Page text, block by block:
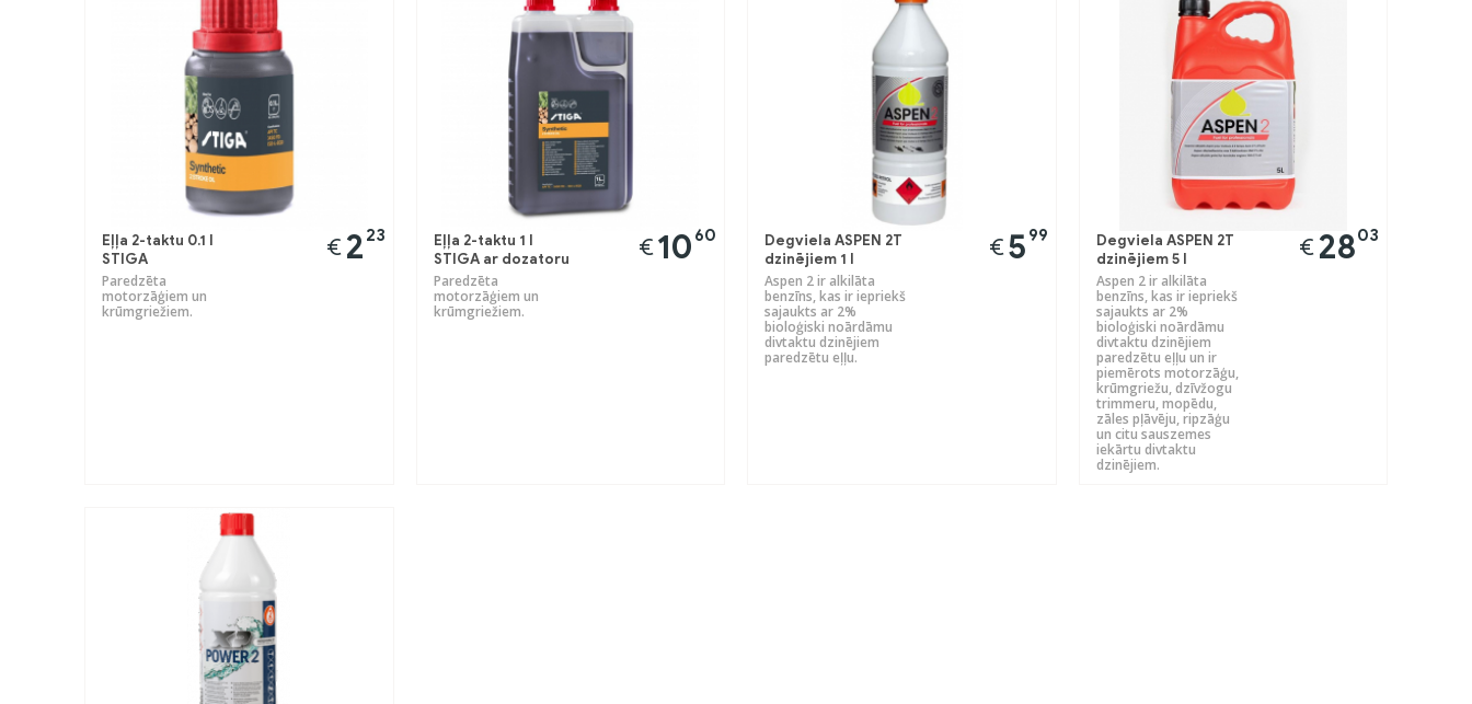
Next
Eļļa 2-taktu 0.1 l
STIGA
Paredzēta
motorzāģiem un
krūmgriežiem.
€ 2 23
Eļļa 2-taktu 1 l
STIGA ar dozatoru
Paredzēta
motorzāģiem un
krūmgriežiem.
€10 60
Degviela ASPEN 2T
dzinējiem 1 l
Aspen 2 ir alkilāta
benzīns, kas ir iepriekš
sajaukts ar 2%
bioloģiski noārdāmu
divtaktu dzinējiem
paredzētu eļļu.
€5 99
Degviela ASPEN 2T
dzinējiem 5 l
Aspen 2 ir alkilāta
benzīns, kas ir iepriekš
sajaukts ar 2%
bioloģiski noārdāmu
divtaktu dzinējiem
paredzētu eļļu un ir
piemērots motorzāģu,
krūmgriežu, dzīvžogu
trimmeru, mopēdu,
zāles pļāvēju, ripzāģu
un citu sauszemes
iekārtu divtaktu
dzinējiem.
€2803